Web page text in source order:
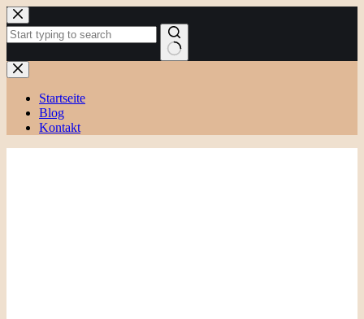
Zum
Inhalt
springen
Keine
Ergebnisse
Startseite
Blog
Kontakt